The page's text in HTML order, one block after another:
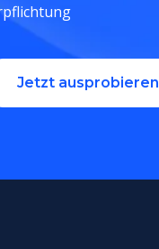
Jetzt ausprobieren